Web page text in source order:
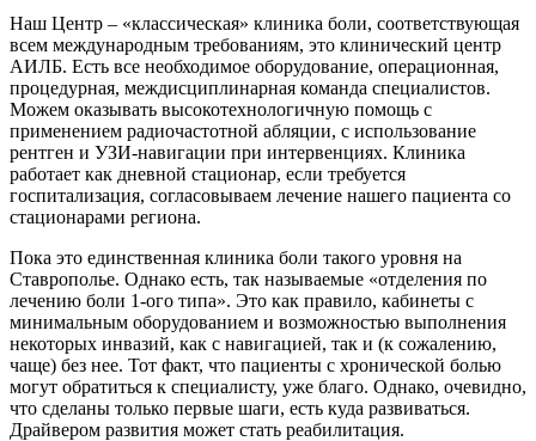
Наш Центр – «классическая» клиника боли, соответствующая
всем международным требованиям, это клинический центр
АИЛБ. Есть все необходимое оборудование, операционная,
процедурная, междисциплинарная команда специалистов.
Можем оказывать высокотехнологичную помощь с
применением радиочастотной абляции, с использование
рентген и УЗИ-навигации при интервенциях. Клиника
работает как дневной стационар, если требуется
госпитализация, согласовываем лечение нашего пациента со
стационарами региона.
Пока это единственная клиника боли такого уровня на
Ставрополье. Однако есть, так называемые «отделения по
лечению боли 1-ого типа». Это как правило, кабинеты с
минимальным оборудованием и возможностью выполнения
некоторых инвазий, как с навигацией, так и (к сожалению,
чаще) без нее. Тот факт, что пациенты с хронической болью
могут обратиться к специалисту, уже благо. Однако, очевидно,
что сделаны только первые шаги, есть куда развиваться.
Драйвером развития может стать реабилитация.